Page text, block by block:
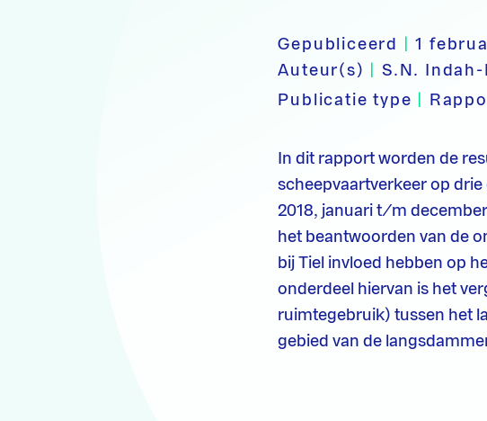
Gepubliceerd |1
Auteur(s)
S.N. Indah-
Publicatie type
In dit rapport worden de
scheepvaartverkeer op
2018, januari t/m
het beantwoorden van de
bij Tiel invloed hebben op
onderdeel hiervan is het
ruimtegebruik) tussen het
gebied van de